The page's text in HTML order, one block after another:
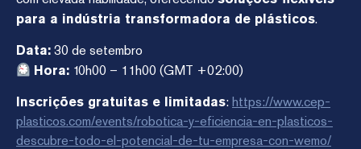
para a indústria transformadora de plásticos.
Data: 30 de setembro
Hora: 10h00 – 11h00 (GMT +02:00)
Inscrições gratuitas e limitadas:https://www.cep-
plasticos.com/events/robotica-y-eficiencia-en-plasticos-
descubre-todo-el-potencial-de-tu-empresa-con-wemo/